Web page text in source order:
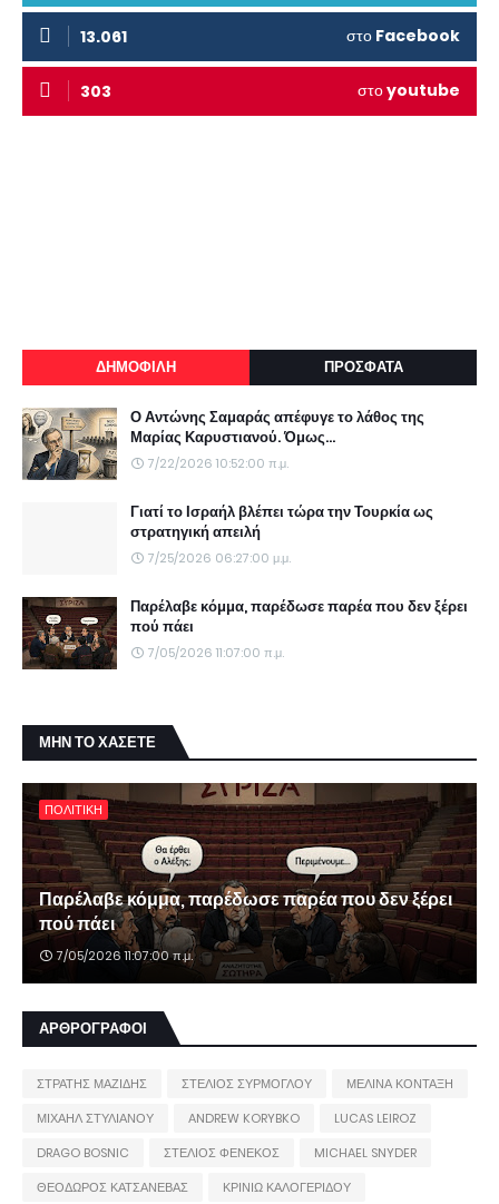
13.061 στο Facebook
303 στοyoutube
ΔΗΜΟΦΙΛΗ ΠΡΟΣΦΑΤΑ
Ο Αντώνης Σαμαράς απέφυγε το λάθος της
Μαρίας Καρυστιανού. Όμως...
7/22/2026 10:52:00 π.μ.
Γιατί το Ισραήλ βλέπει τώρα την Τουρκία ως
στρατηγική απειλή
7/25/2026 06:27:00 μ.μ.
Παρέλαβε κόμμα, παρέδωσε παρέα που δεν ξέρει
πού πάει
7/05/2026 11:07:00 π.μ.
ΜΗΝ ΤΟ ΧΑΣΕΤΕ
ΠΟΛΙΤΙΚΗ
Παρέλαβε κόμμα, παρέδωσε παρέα που δεν ξέρει
πού πάει
7/05/2026 11:07:00 π.μ.
ΑΡΘΡΟΓΡΑΦΟΙ
ΣΤΡΑΤΗΣ ΜΑΖΙΔΗΣ ΣΤΕΛΙΟΣ ΣΥΡΜΟΓΛΟΥ
ΜΕΛΙΝΑ ΚΟΝΤΑΞΗ
ΜΙΧΑΗΛ ΣΤΥΛΙΑΝΟΥ
ANDREW KORYBKO
LUCAS LEIROZ
DRAGO BOSNIC
ΣΤΕΛΙΟΣ ΦΕΝΕΚΟΣ
MICHAEL SNYDER
ΘΕΟΔΩΡΟΣ ΚΑΤΣΑΝΕΒΑΣ
ΚΡΙΝΙΩ ΚΑΛΟΓΕΡΙΔΟΥ